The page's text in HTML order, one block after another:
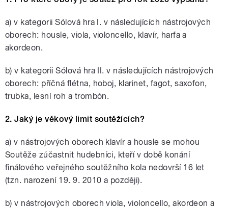
a) v kategorii Sólová hra I. v následujících nástrojových
oborech: housle, viola, violoncello, klavír, harfa a
akordeon.
b) v kategorii Sólová hra II. v následujících nástrojových
oborech: příčná flétna, hoboj, klarinet, fagot, saxofon,
trubka, lesní roh a trombón.
2. Jaký je věkový limit soutěžících?
a) v nástrojových oborech klavír a housle se mohou
Soutěže zúčastnit hudebníci, kteří v době konání
finálového veřejného soutěžního kola nedovrší 16 let
(tzn. narození 19. 9. 2010 a později).
b) v nástrojových oborech viola, violoncello, akordeon a